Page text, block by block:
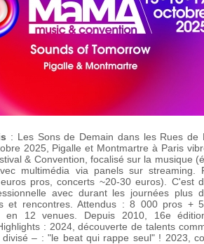
: Les Sons de Demain dans les Rues de
2025, Pigalle et Montmartre à Paris
& Convention, focalisé sur la musique
multimédia via panels sur streaming.
pros, concerts ~20-30 euros). C'est
avec durant les journées plus
et rencontres. Attendus : 8 000 pros +
en 12 venues. Depuis 2010, 16e
: 2024, découverte de talents
– : "le beat qui rappe seul" ! 2023,